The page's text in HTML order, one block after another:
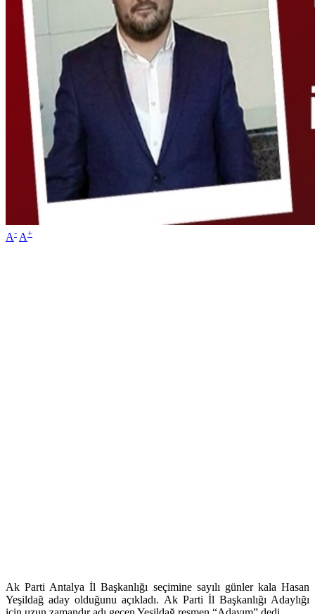
A- A+
Ak Parti Antalya İl Başkanlığı seçimine sayılı günler kala Hasan
Yeşildağ aday olduğunu açıkladı. Ak Parti İl Başkanlığı Adaylığı